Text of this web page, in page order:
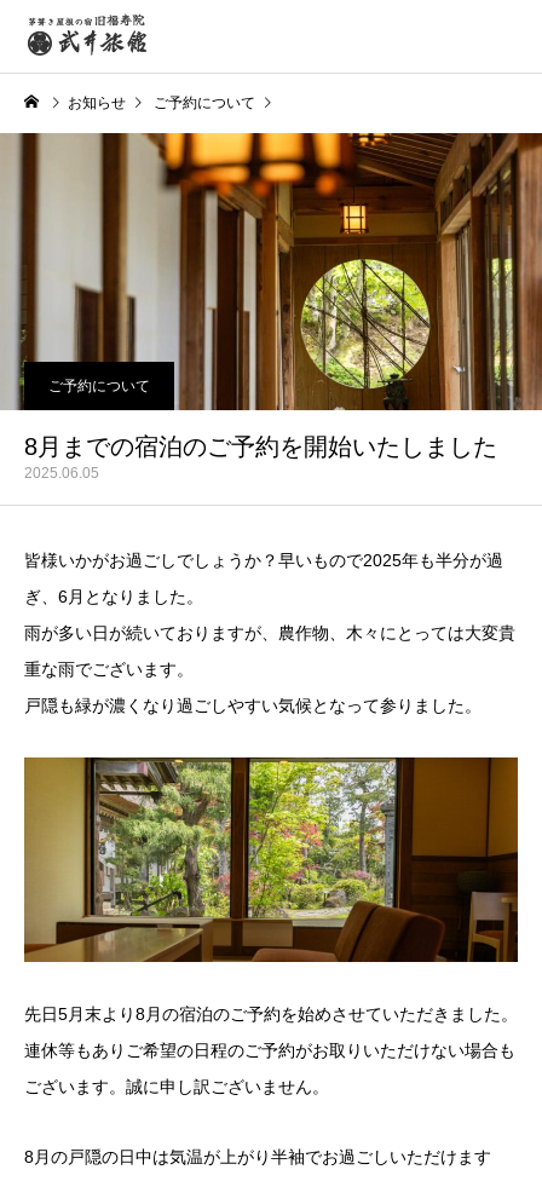
お知らせ ご予約について
ご予約について
8月までの宿泊のご予約を開始いたしました
2025.06.05
皆様いかがお過ごしでしょうか？早いもので2025年も半分が過
ぎ、6月となりました。
雨が多い日が続いておりますが、農作物、木々にとっては大変貴
重な雨でございます。
戸隠も緑が濃くなり過ごしやすい気候となって参りました。
先日5月末より8月の宿泊のご予約を始めさせていただきました。
連休等もありご希望の日程のご予約がお取りいただけない場合も
ございます。誠に申し訳ございません。
8月の戸隠の日中は気温が上がり半袖でお過ごしいただけます